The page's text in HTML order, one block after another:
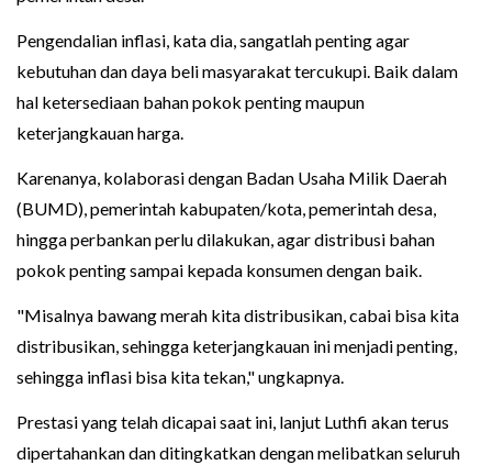
Pengendalian inflasi, kata dia, sangatlah penting agar
kebutuhan dan daya beli masyarakat tercukupi. Baik dalam
hal ketersediaan bahan pokok penting maupun
keterjangkauan harga.
Karenanya, kolaborasi dengan Badan Usaha Milik Daerah
(BUMD), pemerintah kabupaten/kota, pemerintah desa,
hingga perbankan perlu dilakukan, agar distribusi bahan
pokok penting sampai kepada konsumen dengan baik.
"Misalnya bawang merah kita distribusikan, cabai bisa kita
distribusikan, sehingga keterjangkauan ini menjadi penting,
sehingga inflasi bisa kita tekan," ungkapnya.
Prestasi yang telah dicapai saat ini, lanjut Luthfi akan terus
dipertahankan dan ditingkatkan dengan melibatkan seluruh